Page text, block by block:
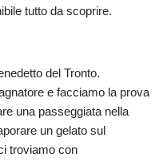
tutto da scoprire.
del Tronto.
e facciamo la prova
una passeggiata nella
un gelato sul
troviamo con